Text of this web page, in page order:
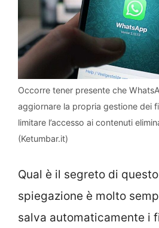
Occorre tener presente che
aggiornare la propria gestione dei
limitare l’accesso ai contenuti
(Ketumbar.it)
Qual è il segreto di
spiegazione è molto
salva automaticamente i